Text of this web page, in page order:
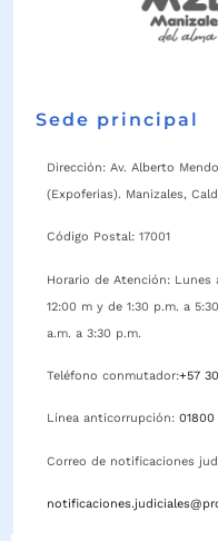
Sede principal
Dirección: Av. Alberto
(Expoferias). Manizales,
Código Postal: 17001
Horario de Atención: Lunes
12:00 m y de 1:30 p.m. a
a.m. a 3:30 p.m.
Teléfono conmutador:+57
Línea anticorrupción:
Correo de notificaciones